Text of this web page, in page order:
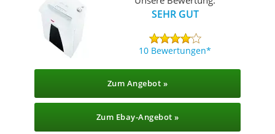
SEHR GUT
10 Bewertungen
Zum Angebot »
Zum Ebay-Angebot »